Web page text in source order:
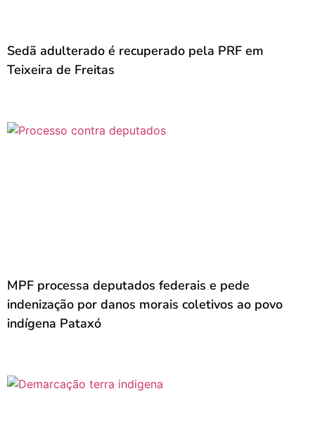
Sedã adulterado é recuperado pela PRF em
Teixeira de Freitas
MPF processa deputados federais e pede
indenização por danos morais coletivos ao povo
indígena Pataxó